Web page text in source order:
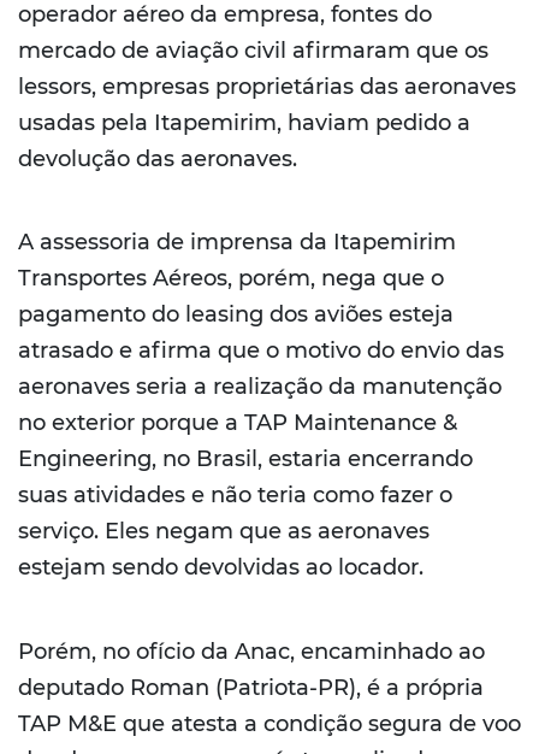
operador aéreo da empresa, fontes do
mercado de aviação civil afirmaram que os
lessors, empresas proprietárias das aeronaves
usadas pela Itapemirim, haviam pedido a
devolução das aeronaves.
A assessoria de imprensa da Itapemirim
Transportes Aéreos, porém, nega que o
pagamento do leasing dos aviões esteja
atrasado e afirma que o motivo do envio das
aeronaves seria a realização da manutenção
no exterior porque a TAP Maintenance &
Engineering, no Brasil, estaria encerrando
suas atividades e não teria como fazer o
serviço. Eles negam que as aeronaves
estejam sendo devolvidas ao locador.
Porém, no ofício da Anac, encaminhado ao
deputado Roman (Patriota-PR), é a própria
TAP M&E que atesta a condição segura de voo